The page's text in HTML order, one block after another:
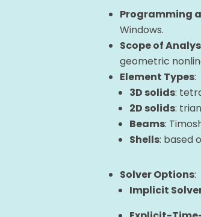
Programming
Windows.
Scope of
geometric
Element Types:
3D solids:
2D solids:
Beams:
Shells: based
Solver Options:
Implicit